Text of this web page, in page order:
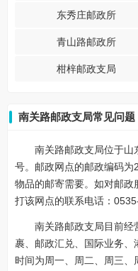
东秀庄邮政所
青山路邮政所
柑梓邮政支局
南关路邮政支局常见问题
南关路邮政支局位于山
号。邮政网点的邮政编码
物品的邮寄需要。如对邮
打该网点的联系电话：
南关路邮政支局目前经
裹、邮政汇兑、国际业务
时间为周一、周二、周三